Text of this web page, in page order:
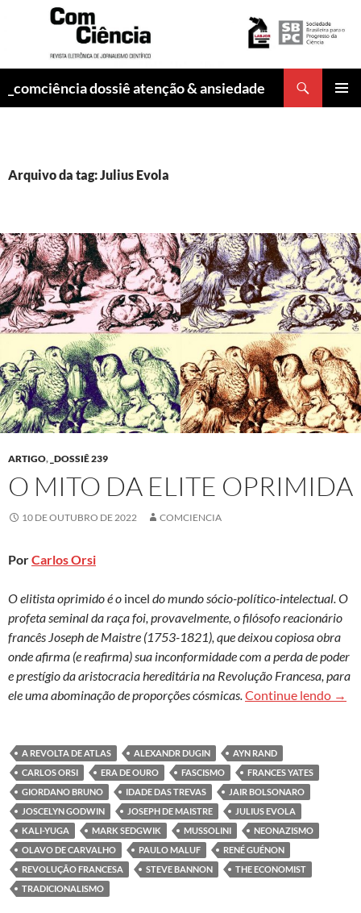
_comciência dossiê atenção & ansiedade
Arquivo da tag: Julius Evola
ARTIGO, _DOSSIÊ 239
O MITO DA ELITE OPRIMIDA
10 DE OUTUBRO DE 2022 COMCIENCIA
PorCarlos Orsi
O elitista oprimido é o incel do mundo sócio-político-intelectual. O
profeta seminal da raça foi, provavelmente, o filósofo reacionário
francês Joseph de Maistre (1753-1821), que deixou copiosa obra
onde afirma (e reafirma) sua inconformidade com a perda de poder
e prestígio da aristocracia hereditária na Revolução Francesa, para
ele uma abominação de proporções cósmicas.Continue lendo O
→
A REVOLTA DE ATLAS ALEXANDR DUGIN
AYN RAND
CARLOS ORSI
ERA DE OURO FASCISMO
FRANCES YATES
GIORDANO BRUNO
IDADE DAS TREVAS
JAIR BOLSONARO
JOSCELYN GODWIN
JOSEPH DE MAISTRE
JULIUS EVOLA
KALI-YUGA
MARK SEDGWIK MUSSOLINI
NEONAZISMO
OLAVO DE CARVALHO
PAULO MALUF
RENÉ GUÉNON
REVOLUÇÃO FRANCESA
STEVE BANNON
THE ECONOMIST
TRADICIONALISMO